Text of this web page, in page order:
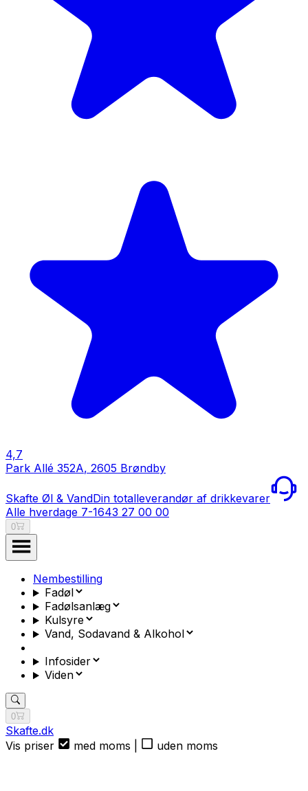
4,7
Park Allé 352A, 2605 Brøndby
Skafte Øl & VandDin totalleverandør af drikkevarer
Alle hverdage 7-1643 27 00 00
0
Nembestilling
Fadøl
Fadølsanlæg
Kulsyre
Vand, Sodavand & Alkohol
Infosider
Viden
0
Skafte.dk
Vis priser
med moms uden moms